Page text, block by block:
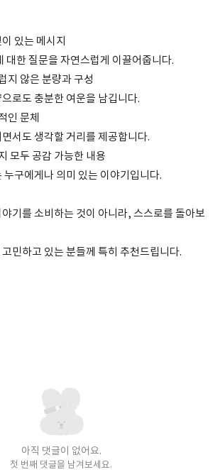
있는 메시지
대한 질문을 자연스럽게 이끌어줍니다.
지 않은 분량과 구성
로도 충분한 여운을 남깁니다.
인 문체
서도 생각할 거리를 제공합니다.
모두 공감 가능한 내용
구에게나 의미 있는 이야기입니다.
기를 소비하는 것이 아니라, 스스로를 돌아보
민하고 있는 분들께 특히 추천드립니다.
아직 댓글이 없어요.
첫 번째 댓글을 남겨보세요.